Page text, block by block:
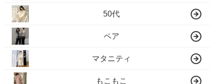
50代
ペア
マタニティ
もこもこ